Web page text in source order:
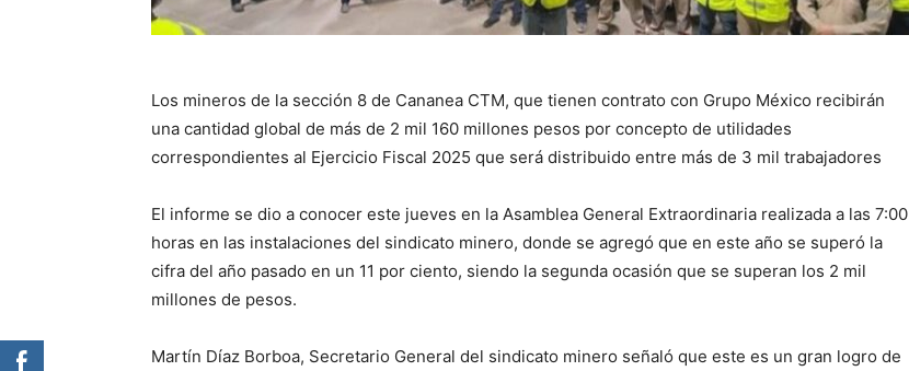
Los mineros de la sección 8 de Cananea CTM, que tienen contrato con Grupo México recibirán
una cantidad global de más de 2 mil 160 millones pesos por concepto de utilidades
correspondientes al Ejercicio Fiscal 2025 que será distribuido entre más de 3 mil trabajadores
El informe se dio a conocer este jueves en la Asamblea General Extraordinaria realizada a las 7:00
horas en las instalaciones del sindicato minero, donde se agregó que en este año se superó la
cifra del año pasado en un 11 por ciento, siendo la segunda ocasión que se superan los 2 mil
millones de pesos.
Martín Díaz Borboa, Secretario General del sindicato minero señaló que este es un gran logro de